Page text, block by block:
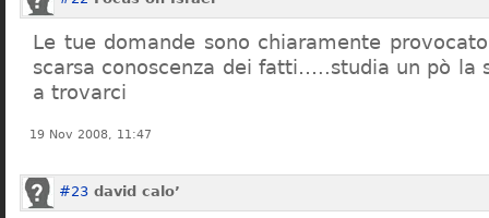
Le tue domande sono chiaramente
scarsa conoscenza dei fatti…..studia un pò la
a trovarci
19 Nov 2008, 11:47
#23 david calo’